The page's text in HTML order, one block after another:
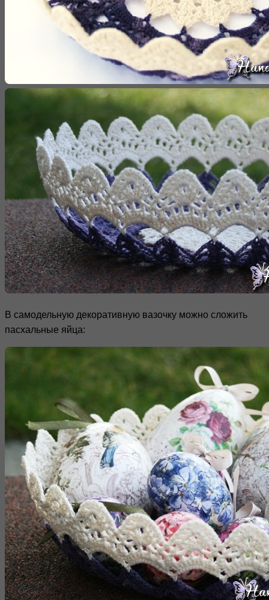
В самодельную декоративную вазочку можно сложить
пасхальные яйца: